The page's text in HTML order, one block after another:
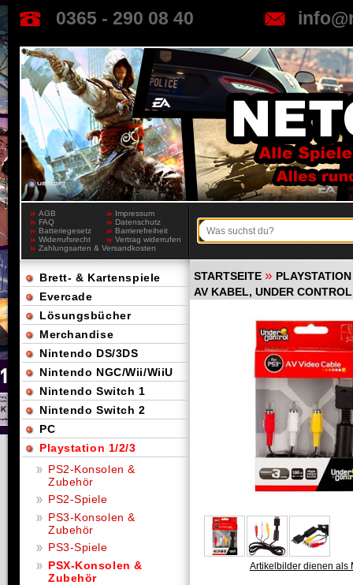
0365 - 290 08 40
AGB
Impressum
FAQ
Datenschutz
Batteriegesetz
Barrierefreiheit
Widerrufsrecht
Vertrag widerrufen
Zahlungsarten & Versandkosten
STARTSEITE »
AV KABEL, UNDER
Artikelbilder dienen als
Brett- & Kartenspiele
Evercade
Lösungsbücher
Merchandise
Nintendo DS/3DS
Nintendo NGC/Wii/WiiU
Nintendo Switch 1
Nintendo Switch 2
PC
Playstation 1/2/3
PS2-Konsolen &
Zubehör
PS2-Spiele
PS3-Konsolen &
Zubehör
PS3-Spiele
PSX-Konsolen &
Zubehör